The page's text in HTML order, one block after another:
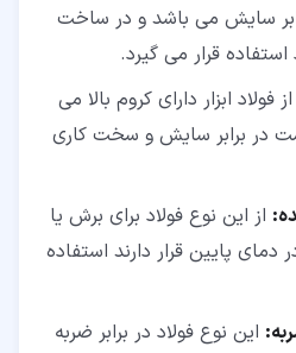
سایش می باشد و در ساخت
استفاده قرار می گیرد.
فولاد ابزار دارای کروم بالا می
در برابر سایش و سخت کاری
از این نوع فولاد برای برش یا
پایین قرار دارند استفاده
این نوع فولاد در برابر ضربه